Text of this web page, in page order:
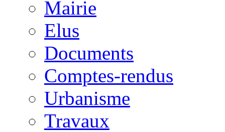
Mairie
Elus
Documents
Comptes-rendus
Urbanisme
Travaux